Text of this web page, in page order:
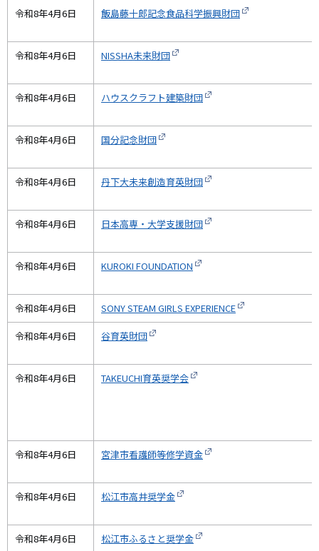
令和8年4月6日 飯島藤十郎記念食品科学振興財団
令和8年4月6日 NISSHA未来財団
令和8年4月6日 ハウスクラフト建築財団
令和8年4月6日 国分記念財団
令和8年4月6日 丹下大未来創造育英財団
令和8年4月6日 日本高専・大学支援財団
令和8年4月6日 KUROKI FOUNDATION
令和8年4月6日 SONY STEAM GIRLS EXPERIENCE
令和8年4月6日 谷育英財団
令和8年4月6日 TAKEUCHI育英奨学会
令和8年4月6日 宮津市看護師等修学資金
令和8年4月6日 松江市高井奨学金
令和8年4月6日 松江市ふるさと奨学金